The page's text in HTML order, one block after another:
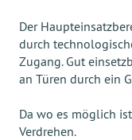
Der
durch
Zugang. Gut
an Türen durch ein
Da wo es möglich
Verdrehen.